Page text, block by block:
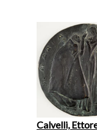
Calvelli,